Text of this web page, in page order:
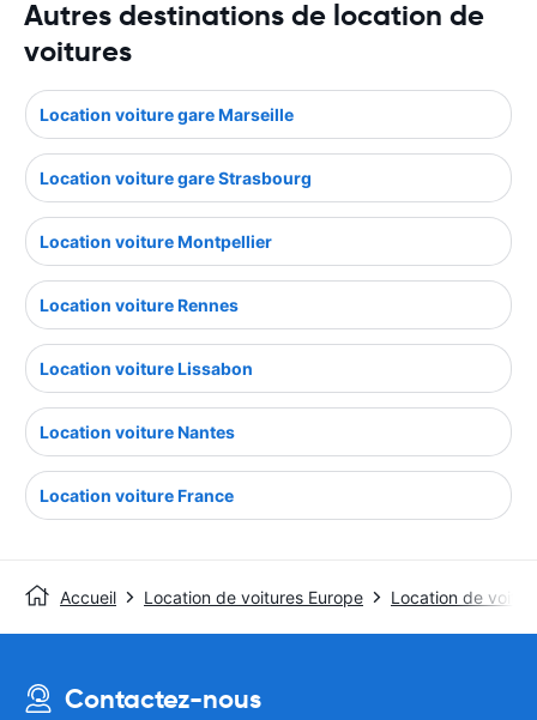
Autres destinations de location de
voitures
Location voiture gare Marseille
Location voiture gare Strasbourg
Location voiture Montpellier
Location voiture Rennes
Location voiture Lissabon
Location voiture Nantes
Location voiture France
Accueil Location de voitures Europe Location de
Contactez-nous